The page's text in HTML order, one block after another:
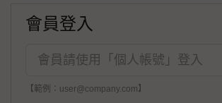
會員登入
【範例：user@company.com】